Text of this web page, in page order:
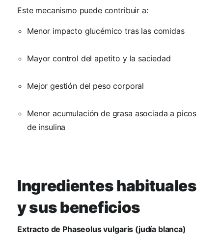
Este mecanismo puede contribuir a:
Menor impacto glucémico tras las comidas
Mayor control del apetito y la saciedad
Mejor gestión del peso corporal
Menor acumulación de grasa asociada a picos
de insulina
Ingredientes habituales
y sus beneficios
Extracto de Phaseolus vulgaris (judía blanca)